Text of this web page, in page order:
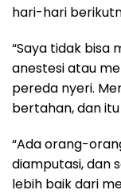
hari-hari
“Saya tidak bisa
anestesi atau
pereda nyeri.
bertahan, dan itu
“Ada orang-
diamputasi, dan
lebih baik dari